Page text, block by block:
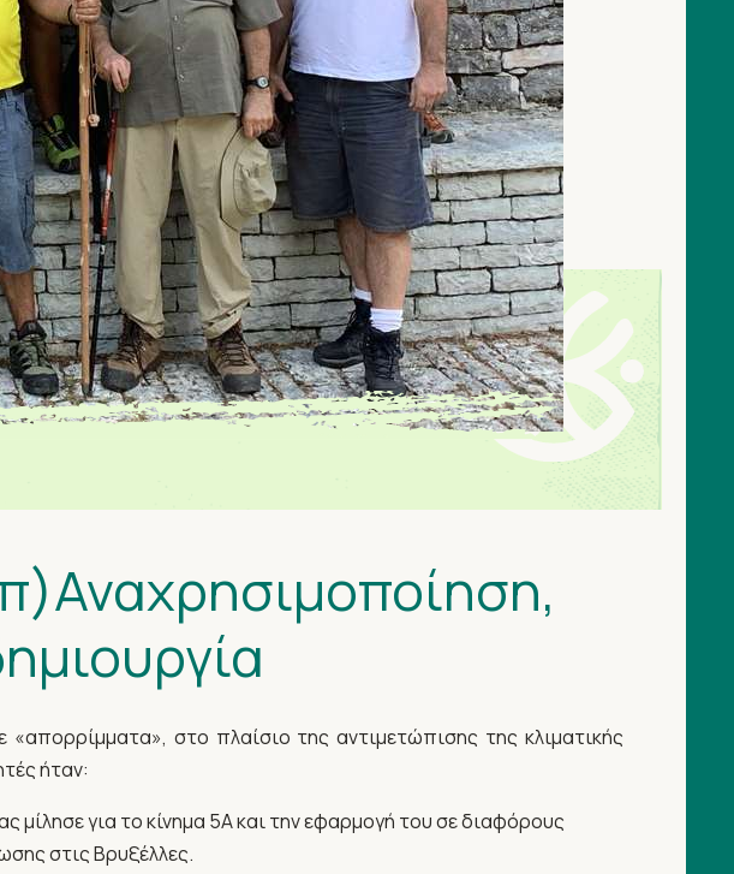
στο πλαίσιο της αντιμετώπισης της κλιματικής
ήταν:
για το κίνημα 5Α και την εφαρμογή του σε διαφόρους
στις Βρυξέλλες.